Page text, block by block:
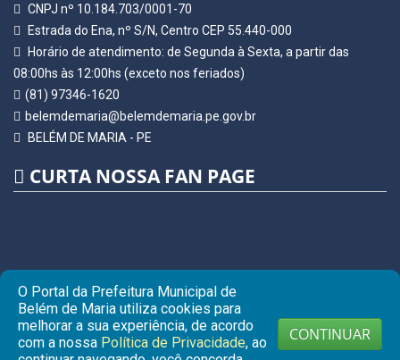
CNPJ nº 10.184.703/0001-70
Estrada do Ena, nº S/N, Centro CEP 55.440-000
Horário de atendimento: de Segunda à Sexta, a partir das
08:00hs às 12:00hs (exceto nos feriados)
(81) 97346-1620
belemdemaria@belemdemaria.pe.gov.br
BELÉM DE MARIA - PE
CURTA NOSSA FAN PAGE
O Portal da Prefeitura Municipal de
Belém de Maria utiliza cookies para
melhorar a sua experiência, de acordo
com a nossa Política de Privacidade, ao
CONTINUAR